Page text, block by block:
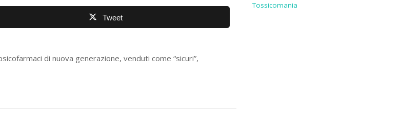
Tweet
di nuova generazione, venduti come “sicuri”,
Tossicomania